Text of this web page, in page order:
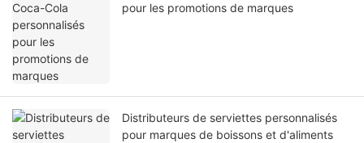
pour les promotions de marques
Distributeurs de serviettes personnalisés
pour marques de boissons et d'aliments